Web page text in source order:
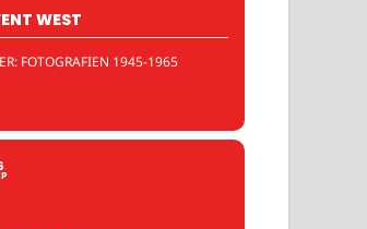
WEST
FOTOGRAFIEN 1945-1965